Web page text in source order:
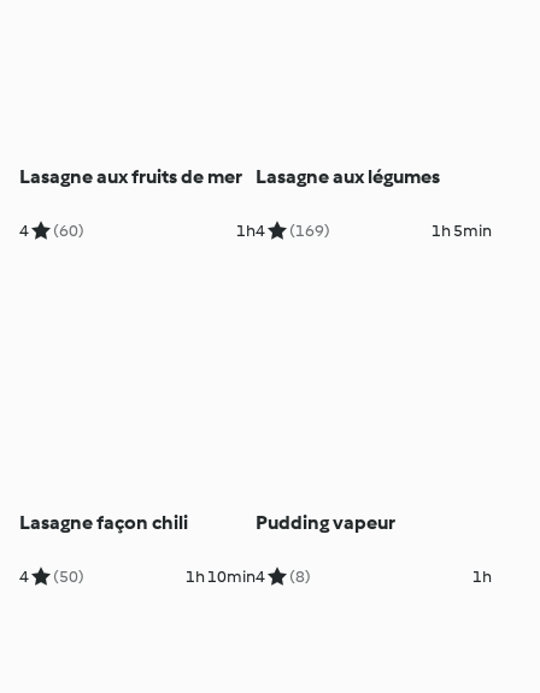
Lasagne aux fruits de mer
4 (60) 1h
Lasagne aux légumes
4 (169) 1h 5min
Lasagne façon chili
4 (50) 1h 10min
Pudding vapeur
4 (8) 1h